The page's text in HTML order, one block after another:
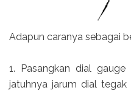
Adapun caranya sebagai
1. Pasangkan dial
jatuhnya jarum dial